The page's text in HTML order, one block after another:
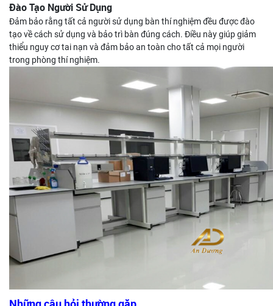
Đào Tạo Người Sử Dụng
Đảm bảo rằng tất cả người sử dụng bàn thí nghiệm đều được đào
tạo về cách sử dụng và bảo trì bàn đúng cách. Điều này giúp giảm
thiểu nguy cơ tai nạn và đảm bảo an toàn cho tất cả mọi người
trong phòng thí nghiệm.